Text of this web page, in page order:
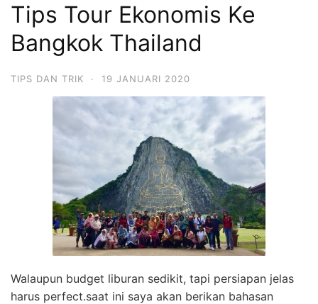
Tips Tour Ekonomis Ke
Bangkok Thailand
TIPS DAN TRIK · 19 JANUARI 2020
Walaupun budget liburan sedikit, tapi persiapan jelas
harus perfect.saat ini saya akan berikan bahasan